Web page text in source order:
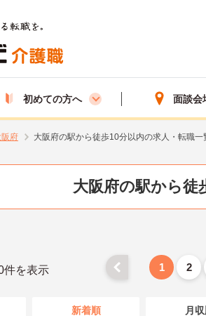
初めての方へ 面談会
阪府 大阪府の駅から徒歩10分以内の求人・転職一
大阪府の駅から徒
件を表示 1 2
新着順 月